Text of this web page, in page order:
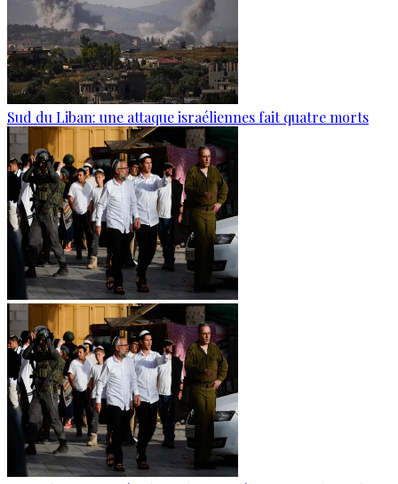
Sud du Liban: une attaque israéliennes fait quatre morts